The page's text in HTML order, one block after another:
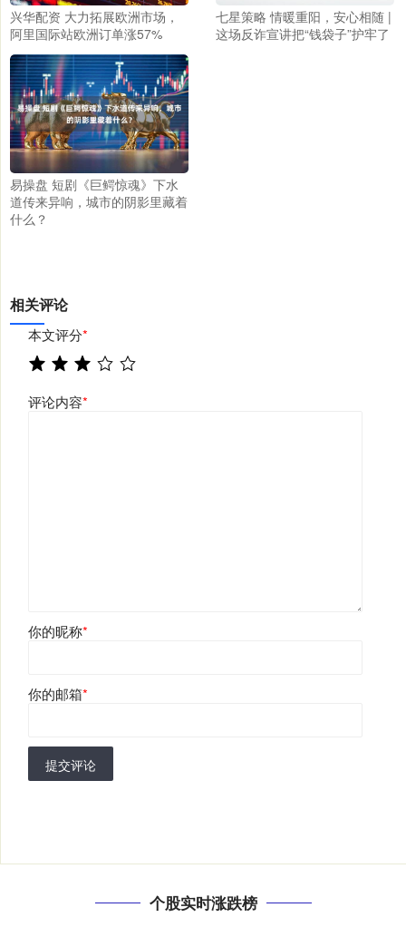
兴华配资 大力拓展欧洲市场，
阿里国际站欧洲订单涨57%
七星策略 情暖重阳，安心相随 |
这场反诈宣讲把“钱袋子”护牢了
易操盘 短剧《巨鳄惊魂》下水
道传来异响，城市的阴影里藏着
什么？
相关评论
本文评分*
评论内容*
你的昵称*
你的邮箱*
提交评论
个股实时涨跌榜